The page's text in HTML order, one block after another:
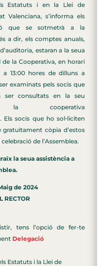
Estatuts i en la Llei de
Valenciana, s’informa els
que se sotmetrà a la
a dir, els comptes anuals,
estaran a la seua
la Cooperativa, en horari
a 13:00 hores de dilluns a
examinats pels socis que
ser consultats en la seu
cooperativa
Els socis que ho solꞏliciten
còpia d’estos
de l’Assemblea.
la seua assistència a
de 2024
RECTOR
tens l’opció de fer-te
Delegació
Estatuts i la Llei de